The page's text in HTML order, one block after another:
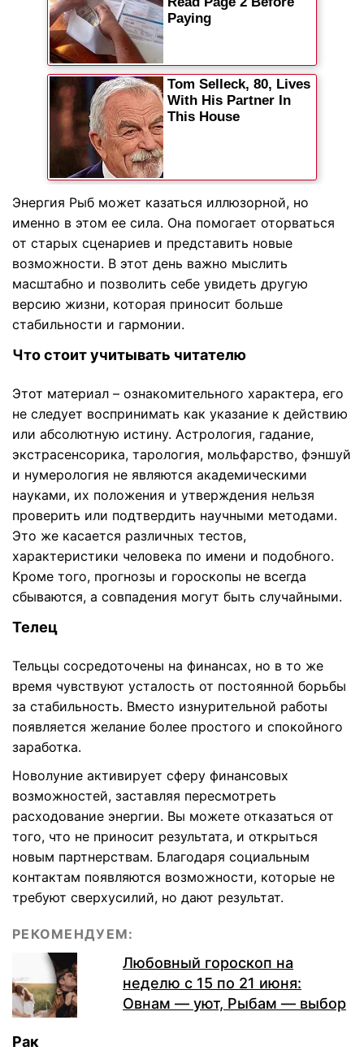
Энергия Рыб может казаться иллюзорной, но
именно в этом ее сила. Она помогает оторваться
от старых сценариев и представить новые
возможности. В этот день важно мыслить
масштабно и позволить себе увидеть другую
версию жизни, которая приносит больше
стабильности и гармонии.
Что стоит учитывать читателю
Этот материал – ознакомительного характера, его
не следует воспринимать как указание к действию
или абсолютную истину. Астрология, гадание,
экстрасенсорика, тарология, мольфарство, фэншуй
и нумерология не являются академическими
науками, их положения и утверждения нельзя
проверить или подтвердить научными методами.
Это же касается различных тестов,
характеристики человека по имени и подобного.
Кроме того, прогнозы и гороскопы не всегда
сбываются, а совпадения могут быть случайными.
Телец
Тельцы сосредоточены на финансах, но в то же
время чувствуют усталость от постоянной борьбы
за стабильность. Вместо изнурительной работы
появляется желание более простого и спокойного
заработка.
Новолуние активирует сферу финансовых
возможностей, заставляя пересмотреть
расходование энергии. Вы можете отказаться от
того, что не приносит результата, и открыться
новым партнерствам. Благодаря социальным
контактам появляются возможности, которые не
требуют сверхусилий, но дают результат.
РЕКОМЕНДУЕМ:
Любовный гороскоп на
неделю с 15 по 21 июня:
Овнам — уют, Рыбам — выбор
Рак